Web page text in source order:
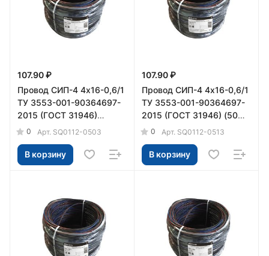
107.90 ₽
Провод СИП-4 4х16-0,6/1
ТУ 3553-001-90364697-
2015 (ГОСТ 31946)
(200м) TDM
0 Арт. SQ0112-0503
В корзину
107.90 ₽
Провод СИП-4 4х16-0,6/1
ТУ 3553-001-90364697-
2015 (ГОСТ 31946) (50м)
TDM
0 Арт. SQ0112-0513
В корзину